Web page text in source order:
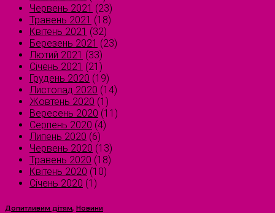
Червень 2021 (23)
Травень 2021 (18)
Квітень 2021 (32)
Березень 2021 (23)
Лютий 2021 (33)
Січень 2021 (21)
Грудень 2020 (19)
Листопад 2020 (14)
Жовтень 2020 (1)
Вересень 2020 (11)
Серпень 2020 (4)
Липень 2020 (6)
Червень 2020 (13)
Травень 2020 (18)
Квітень 2020 (10)
Січень 2020 (1)
Допитливим дітям, Новини